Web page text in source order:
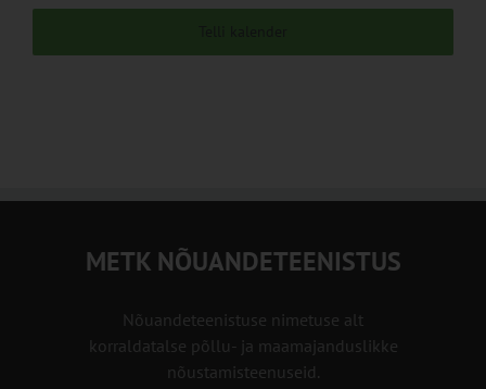
METK NÕUANDETEENISTUS
Nõuandeteenistuse nimetuse alt
korraldatalse põllu- ja maamajanduslikke
nõustamisteenuseid.